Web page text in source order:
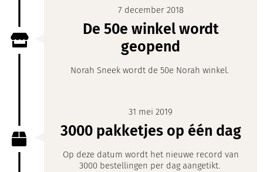
7 december 2018
De 50e winkel wordt
geopend
Norah Sneek wordt de 50e Norah winkel.
31 mei 2019
3000 pakketjes op één dag
Op deze datum wordt het nieuwe record van
3000 bestellingen per dag aangetikt.